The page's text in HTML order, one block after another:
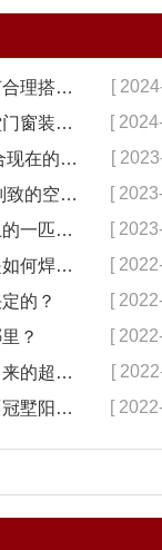
农村自建房与新中式装修如何合理搭配【冠墅阳光】 [
预算不多，如何营造寺庙佛堂门窗装修【冠墅阳光】 [
仿古的铝合金门窗,你觉得适合现在的装修吗?【冠墅阳光】 [
民国风门窗厂 为你创造尊贵别致的空间【冠墅阳光】 [
仿古中式门窗如何成为市场上的一匹黑马【冠墅阳光】 [
武汉客户定制的中式门窗，是如何焊接的呢？ [
的？ [
？ [
中式小院搭配复古门窗散发出来的超凡气质 「冠墅阳光」 [
儋州市仿古断桥铝合金门窗「冠墅阳光」 [